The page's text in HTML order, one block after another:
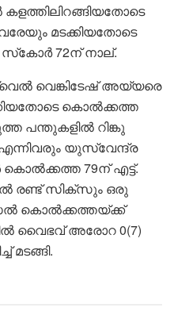
മടക്കിയതോടെ
സ്‌കോർ 72ന് നാല്.
വെങ്കിടേഷ് അയ്യരെ
കൊൽക്കത്ത
പന്തുകളിൽ റിങ്കു
എന്നിവരും യുസ്‌വേന്ദ്ര
79ന് എട്ട്.
രണ്ട് സിക്‌സും ഒരു
കൊൽക്കത്തയ്ക്ക്
വൈഭവ് അരോറ 0(7)
മടങ്ങി.